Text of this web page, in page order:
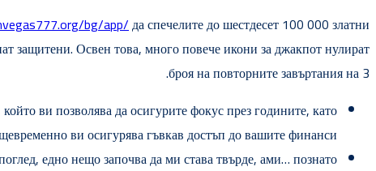
bg/app/да спечелите до шестдесет 100 000 златни
защитени. Освен това, много повече икони за джакпот нулират
броя на повторните завъртания на 3.
ви позволява да осигурите фокус през годините, като
ви осигурява гъвкав достъп до вашите финанси.
едно нещо започва да ми става твърде, ами… познато.